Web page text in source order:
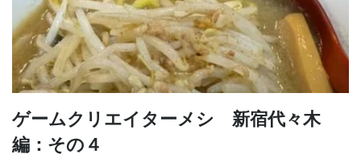
ゲームクリエイターメシ 新宿代々木
編：その４